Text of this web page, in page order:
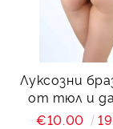
Луксозни
от тюл и
Charity
€10.00